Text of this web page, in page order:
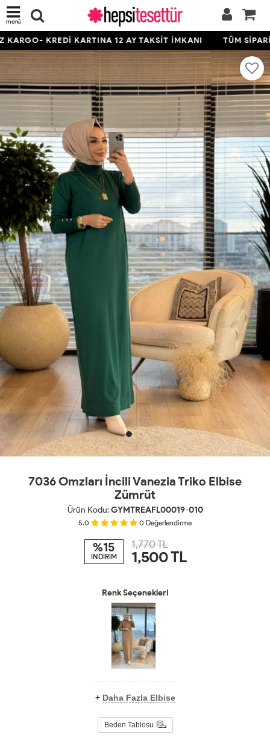
menü
KREDİ KARTINA 12 AY TAKSİT İMKANI TÜM
7036 Omzları İncili Vanezia Triko Elbise
Zümrüt
Ürün Kodu:GYMTREAFL00019-010
5.0 0 Değerlendirme
%15
İNDİRİM
1,770 TL
1,500TL
Renk Seçenekleri
+ Daha Fazla Elbise
Beden Tablosu